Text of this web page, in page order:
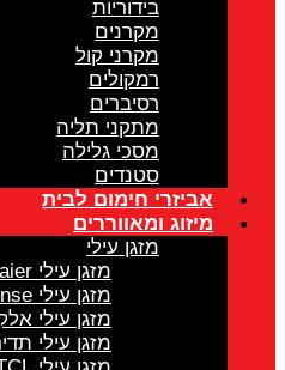
בידוריות
מקרנים
מקרני קול
רמקולים
רסיברים
מתקני תליה
מסכי גלילה
סטנדים
אביזרי חימום לבית
מיזוג ומאווררים
מזגן עילי
מזגן עילי Haier
מזגן עילי Hisense
מזגן עילי
מזגן עילי